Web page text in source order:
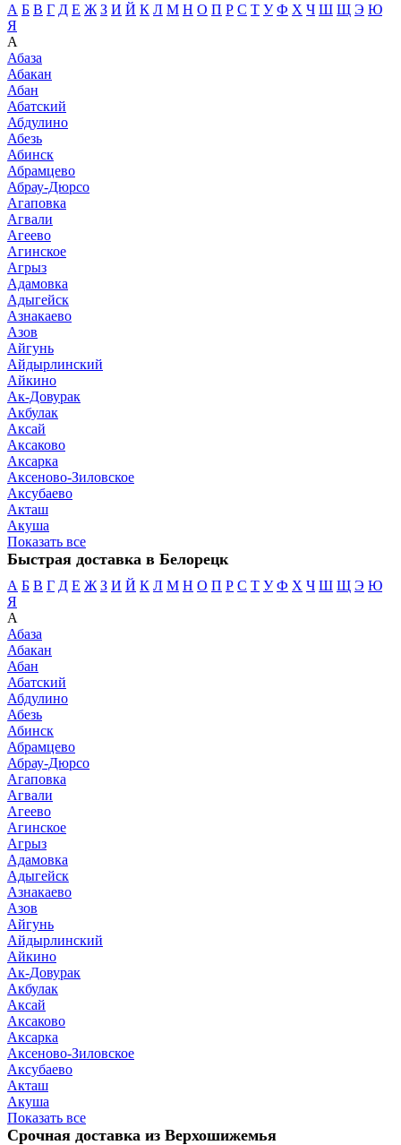
А Б В Г Д Е Ж З И Й К Л М Н О П Р С Т У Ф Х Ч Ш Щ Э Ю
Я
А
Абаза
Абакан
Абан
Абатский
Абдулино
Абезь
Абинск
Абрамцево
Абрау-Дюрсо
Агаповка
Агвали
Агеево
Агинское
Агрыз
Адамовка
Адыгейск
Азнакаево
Азов
Айгунь
Айдырлинский
Айкино
Ак-Довурак
Акбулак
Аксай
Аксаково
Аксарка
Аксеново-Зиловское
Аксубаево
Акташ
Акуша
Показать все
Быстрая доставка в Белорецк
А Б В Г Д Е Ж З И Й К Л М Н О П Р С Т У Ф Х Ч Ш Щ Э Ю
Я
А
Абаза
Абакан
Абан
Абатский
Абдулино
Абезь
Абинск
Абрамцево
Абрау-Дюрсо
Агаповка
Агвали
Агеево
Агинское
Агрыз
Адамовка
Адыгейск
Азнакаево
Азов
Айгунь
Айдырлинский
Айкино
Ак-Довурак
Акбулак
Аксай
Аксаково
Аксарка
Аксеново-Зиловское
Аксубаево
Акташ
Акуша
Показать все
Срочная доставка из Верхошижемья